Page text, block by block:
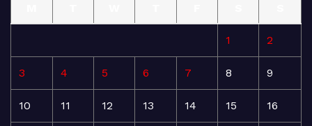
1 2
3 4 5 6 7 8 9
10 11 12 13 14 15 16